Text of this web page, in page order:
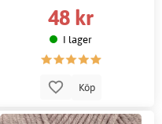
48 kr
I lager
Köp